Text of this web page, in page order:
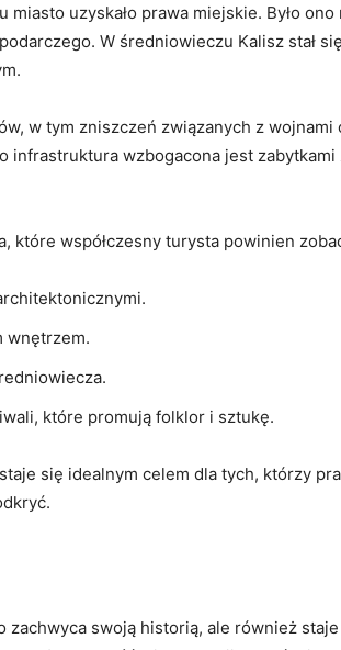
miasto uzyskało prawa miejskie. Było
W średniowieczu⁤ Kalisz stał
w ⁤tym zniszczeń związanych z wojnami‌
infrastruktura wzbogacona jest
które współczesny‍ turysta​ powinien​
wnętrzem.
które promują folklor i sztukę.
się⁣ idealnym celem dla ​tych, którzy
swoją historią, ⁢ale ⁤również